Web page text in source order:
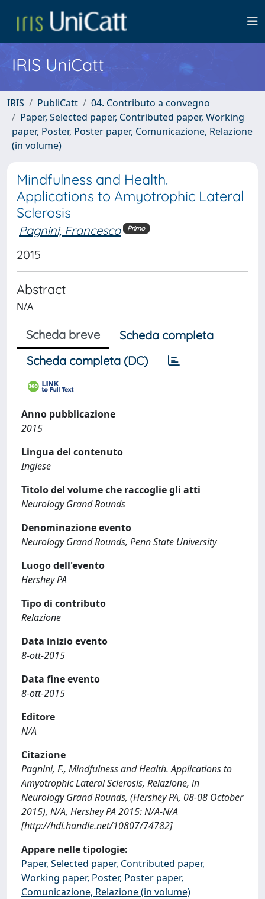
IRIS UniCatt
IRIS PubliCatt
04. Contributo a convegno
Paper, Selected paper, Contributed paper, Working
paper, Poster, Poster paper, Comunicazione, Relazione
(in volume)
Mindfulness and Health.
Applications to Amyotrophic Lateral
Sclerosis
Pagnini, Francesco Primo
2015
Abstract
N/A
Scheda breve
Scheda completa
Scheda completa (DC)
Anno pubblicazione
2015
Lingua del contenuto
Inglese
Titolo del volume che raccoglie gli atti
Neurology Grand Rounds
Denominazione evento
Neurology Grand Rounds, Penn State University
Luogo dell'evento
Hershey PA
Tipo di contributo
Relazione
Data inizio evento
8-ott-2015
Data fine evento
8-ott-2015
Editore
N/A
Citazione
Pagnini, F., Mindfulness and Health. Applications to
Amyotrophic Lateral Sclerosis, Relazione, in
Neurology Grand Rounds, (Hershey PA, 08-08 October
2015), N/A, Hershey PA 2015: N/A-N/A
[http://hdl.handle.net/10807/74782]
Appare nelle tipologie:
Paper, Selected paper, Contributed paper,
Working paper, Poster, Poster paper,
Comunicazione, Relazione (in volume)